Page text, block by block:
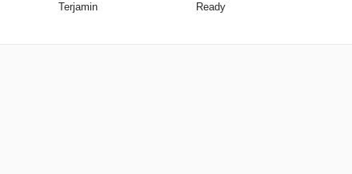
Terjamin
Ready